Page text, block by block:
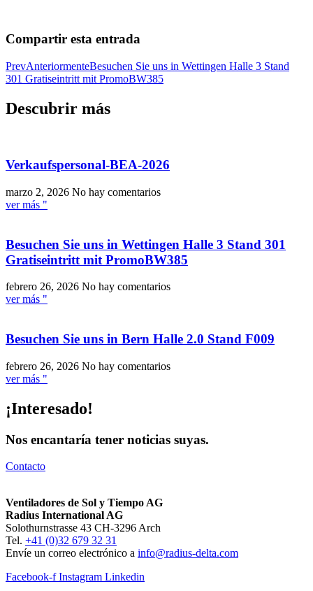
Compartir esta entrada
PrevAnteriormenteBesuchen Sie uns in Wettingen Halle 3 Stand
301 Gratiseintritt mit PromoBW385
Descubrir más
Verkaufspersonal-BEA-2026
marzo 2, 2026 No hay comentarios
ver más "
Besuchen Sie uns in Wettingen Halle 3 Stand 301
Gratiseintritt mit PromoBW385
febrero 26, 2026 No hay comentarios
ver más "
Besuchen Sie uns in Bern Halle 2.0 Stand F009
febrero 26, 2026 No hay comentarios
ver más "
¡Interesado!
Nos encantaría tener noticias suyas.
Contacto
Ventiladores de Sol y Tiempo AG
Radius International AG
Solothurnstrasse 43 CH-3296 Arch
Tel. +41 (0)32 679 32 31
Envíe un correo electrónico a info@radius-delta.com
Facebook-f Instagram Linkedin